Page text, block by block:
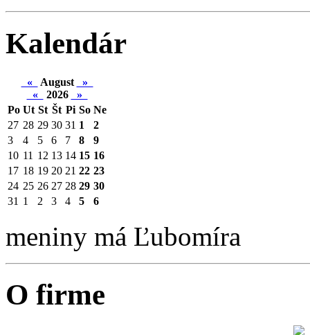
Kalendár
« August
»
«
2026
»
Po Ut St Št Pi So Ne
27 28 29 30 31 1
2
3
4 5 6 7 8
9
10 11 12 13 14 15 16
17 18 19 20 21 22 23
24 25 26 27 28 29 30
31 1 2 3 4 5 6
meniny má Ľubomíra
O firme